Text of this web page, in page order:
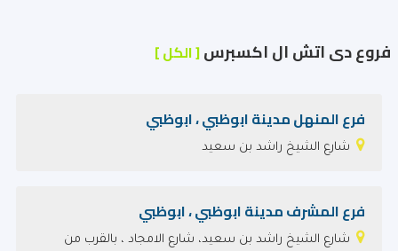
فروع دى اتش ال اكسبرس[ الكل ]
فرع المنهل مدينة ابوظبي ، ابوظبي
شارع الشيخ راشد بن سعيد
فرع المشرف مدينة ابوظبي ، ابوظبي
شارع الشيخ راشد بن سعيد، شارع الامجاد ، بالقرب من